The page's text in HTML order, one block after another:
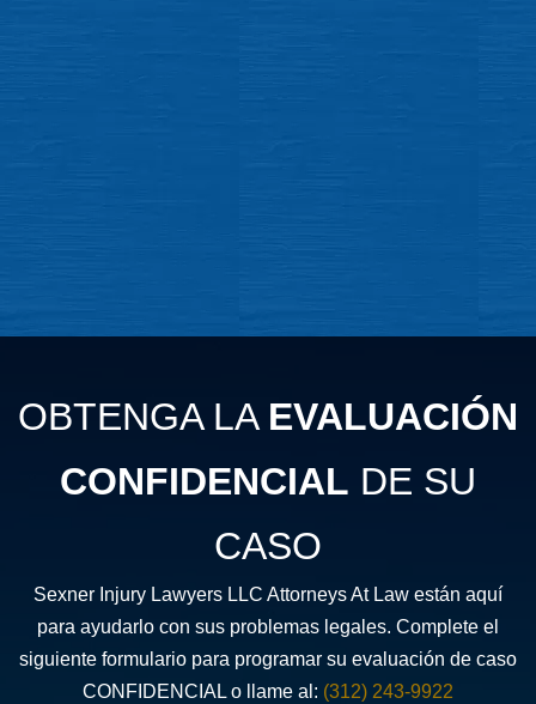
OBTENGA LA EVALUACIÓN
CONFIDENCIAL DE SU
CASO
Sexner Injury Lawyers LLC Attorneys At Law están aquí
para ayudarlo con sus problemas legales. Complete el
siguiente formulario para programar su evaluación de caso
CONFIDENCIAL o llame al: (312) 243-9922